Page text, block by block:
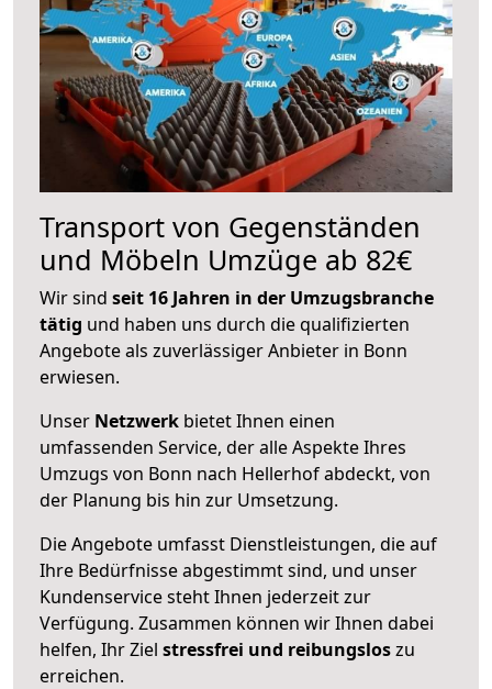
Transport von Gegenständen
und Möbeln Umzüge ab 82€
Wir sind seit 16 Jahren in der Umzugsbranche
tätig und haben uns durch die qualifizierten
Angebote als zuverlässiger Anbieter in Bonn
erwiesen.
Unser Netzwerk bietet Ihnen einen
umfassenden Service, der alle Aspekte Ihres
Umzugs von Bonn nach Hellerhof abdeckt, von
der Planung bis hin zur Umsetzung.
Die Angebote umfasst Dienstleistungen, die auf
Ihre Bedürfnisse abgestimmt sind, und unser
Kundenservice steht Ihnen jederzeit zur
Verfügung. Zusammen können wir Ihnen dabei
helfen, Ihr Ziel stressfrei und reibungsloszu
erreichen.